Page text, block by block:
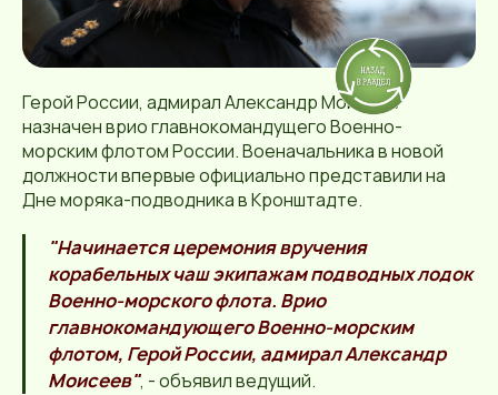
Герой России, адмирал Александр Моисеев
назначен врио главнокомандущего Военно-
морским флотом России. Военачальника в новой
должности впервые официально представили на
Дне моряка-подводника в Кронштадте.
"Начинается церемония вручения
корабельных чаш экипажам подводных лодок
Военно-морского флота. Врио
главнокомандующего Военно-морским
флотом, Герой России, адмирал Александр
Моисеев", - объявил ведущий.